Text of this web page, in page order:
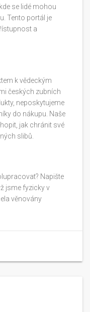
se lidé mohou
Tento portál je
a
k vědeckým
českých zubních
neposkytujeme
do nákupu. Naše
jak chránit své
slibů.
Napište
jsme fyzicky v
věnovány